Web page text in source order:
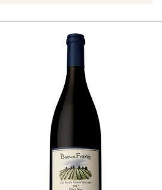
ル・セラーズです。ワイン・アド
イトやワイン・スペクテイターなど
なワイン誌でこれまでに700以上の
が90点以上の評価を受け、長きに
その品質と卓越性の伝統を守ってき
著名なワイン評論家ロバート・パー
はこのワイナリーに5つ星を与え
ントン州のラフィット・ロートシル
称しています。
・マウンテンAVAを中心にワシント
ィンヤード」は、スモーキーでブド
由来のニュアンスを含む香りから始
ベーコンの脂、ブラックペッパー、
に土っぽいプラムの花、スパイシー
リーコンポート、ブラックラズベリ
皮、そしてスモークしたハーブの香
雑に絡み合います。
アムからフルボディの味わいで、し
としたミネラル感と収斂性のあるタ
を備え、若いうちは料理との相性が
長期熟成にも適しています。フィニ